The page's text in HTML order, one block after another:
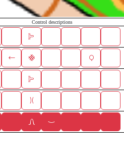
Control descriptions